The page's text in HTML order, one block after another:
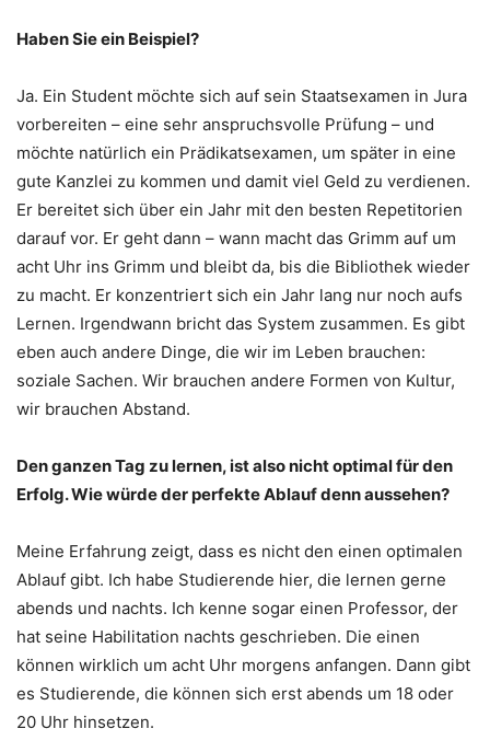
Haben Sie ein Beispiel?
Ja. Ein Student möchte sich auf sein Staatsexamen in Jura
vorbereiten – eine sehr anspruchsvolle Prüfung – und
möchte natürlich ein Prädikatsexamen, um später in eine
gute Kanzlei zu kommen und damit viel Geld zu verdienen.
Er bereitet sich über ein Jahr mit den besten Repetitorien
darauf vor. Er geht dann – wann macht das Grimm auf um
acht Uhr ins Grimm und bleibt da, bis die Bibliothek wieder
zu macht. Er konzentriert sich ein Jahr lang nur noch aufs
Lernen. Irgendwann bricht das System zusammen. Es gibt
eben auch andere Dinge, die wir im Leben brauchen:
soziale Sachen. Wir brauchen andere Formen von Kultur,
wir brauchen Abstand.
Den ganzen Tag zu lernen, ist also nicht optimal für den
Erfolg. Wie würde der perfekte Ablauf denn aussehen?
Meine Erfahrung zeigt, dass es nicht den einen optimalen
Ablauf gibt. Ich habe Studierende hier, die lernen gerne
abends und nachts. Ich kenne sogar einen Professor, der
hat seine Habilitation nachts geschrieben. Die einen
können wirklich um acht Uhr morgens anfangen. Dann gibt
es Studierende, die können sich erst abends um 18 oder
20 Uhr hinsetzen.